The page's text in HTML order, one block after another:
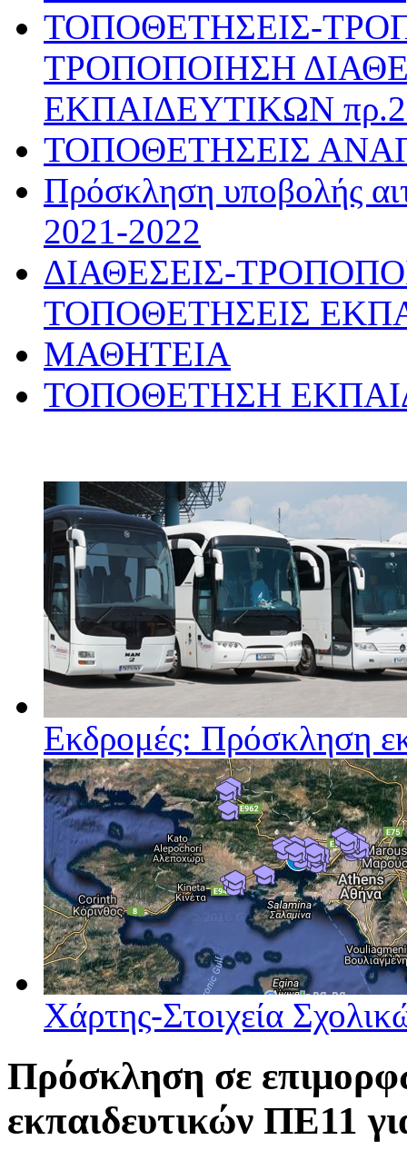
ΤΟΠΟΘΕΤΗΣΕΙΣ-
ΤΡΟΠΟΠΟΙΗΣΗ
ΕΚΠΑΙΔΕΥΤΙΚΩΝ
ΤΟΠΟΘΕΤΗΣΕΙΣ
Πρόσκληση υποβολής
2021-2022
ΔΙΑΘΕΣΕΙΣ-
ΤΟΠΟΘΕΤΗΣΕΙΣ
ΜΑΘΗΤΕΙΑ
ΤΟΠΟΘΕΤΗΣΗ
Εκδρομές: Πρόσκληση
Χάρτης-Στοιχεία
Πρόσκληση σε
εκπαιδευτικών ΠΕ11